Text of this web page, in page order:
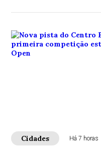
Cidades Há 7 horas